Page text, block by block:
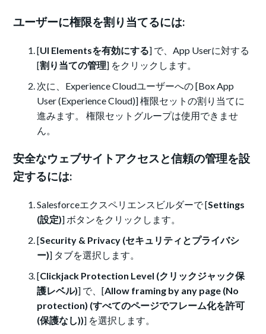
ユーザーに権限を割り当てるには:
[UI Elementsを有効にする] で、App Userに対する
[割り当ての管理] をクリックします。
次に、Experience Cloudユーザーへの [Box App
User (Experience Cloud)] 権限セットの割り当てに
進みます。 権限セットグループは使用できませ
ん。
安全なウェブサイトアクセスと信頼の管理を設
定するには:
Salesforceエクスペリエンスビルダーで [Settings
(設定)] ボタンをクリックします。
[Security & Privacy (セキュリティとプライバシ
ー)] タブを選択します。
[Clickjack Protection Level (クリックジャック保
護レベル)] で、[Allow framing by any page (No
protection) (すべてのページでフレーム化を許可
(保護なし))] を選択します。